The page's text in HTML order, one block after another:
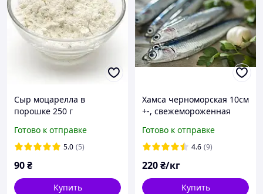
Сыр моцарелла в
порошке 250 г
Готово к отправке
5.0 (5)
90₴
Купить
Хамса черноморская 10см
+-, свежемороженная
Готово к отправке
4.6 (9)
220₴/кг
Купить